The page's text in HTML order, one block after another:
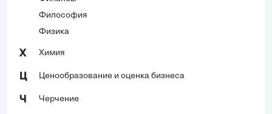
Философия
Физика
Х Химия
Ц Ценообразование и оценка бизнеса
Ч Черчение